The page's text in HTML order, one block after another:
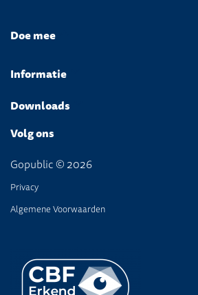
Doe mee
Informatie
Downloads
Volg ons
Gopublic © 2026
Privacy
Algemene Voorwaarden